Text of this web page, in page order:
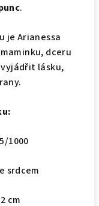
.
je Arianessa
dceru
lásku,
1000
srdcem
cm